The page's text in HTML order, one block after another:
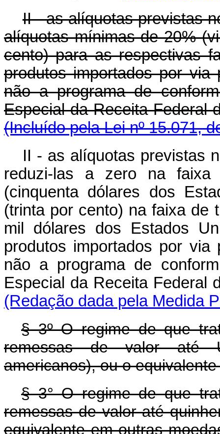
II - as alíquotas previstas
alíquotas mínimas de 20%
cento) para as respectivas
produtos importados por
não a programa de
Especial da Receita
(Incluído pela Lei nº 15.071,
II - as alíquotas previstas
reduzi-las a zero na
(cinquenta dólares dos
(trinta por cento) na faixa de
mil dólares dos Estados
produtos importados por
não a programa de
Especial da Receita
(Redação dada pela Medida
§ 3º O regime de que
remessas de valor até
americanos), ou o
§ 3° O regime de que
remessas de valor até
equivalente em outras